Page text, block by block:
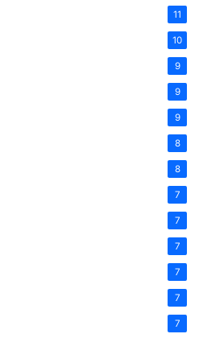
11
10
9
9
9
8
8
7
7
7
7
7
7